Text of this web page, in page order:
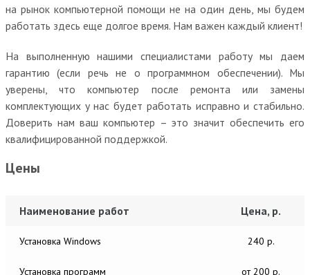
на рынок компьютерной помощи не на один день, мы будем
работать здесь еще долгое время. Нам важен каждый клиент!
На выполненную нашими специалистами работу мы даем
гарантию (если речь не о программном обеспечении). Мы
уверены, что компьютер после ремонта или замены
комплектующих у нас будет работать исправно и стабильно.
Доверить нам ваш компьютер – это значит обеспечить его
квалифицированной поддержкой.
Цены
Наименование работ Цена, р.
Установка Windows 240 р.
Установка программ от 200 р.